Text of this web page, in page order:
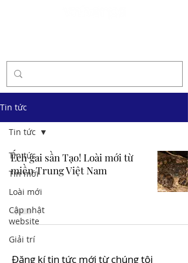
Tin tức
Tin tức
Tin mới
Loài mới
Cập nhật
website
Giải trí
Tin tức
Ếch gai sần Tạo! Loài mới từ
miền Trung Việt Nam
Đăng kí tin tức mới từ chúng tôi